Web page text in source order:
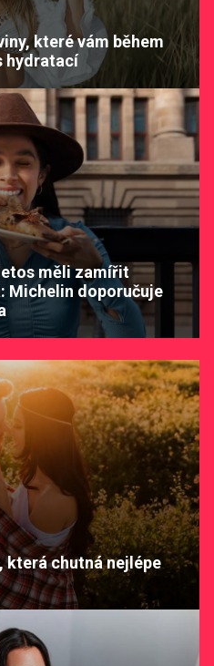
které vám během
hydratací
měli zamířit
Michelin doporučuje
která chutná nejlépe